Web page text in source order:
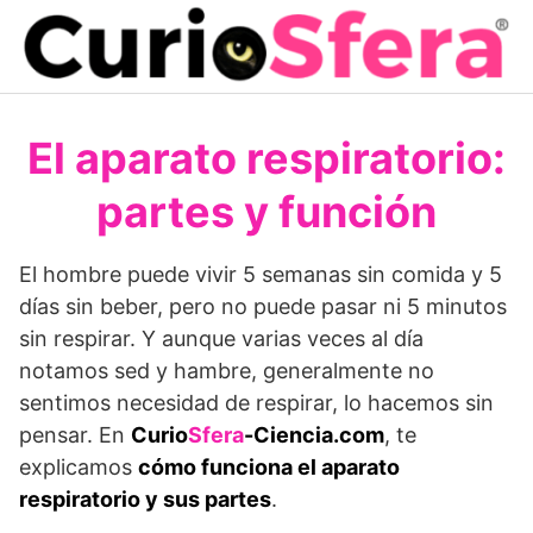
Saltar
contenido
El aparato respiratorio:
partes y función
El hombre puede vivir 5 semanas sin comida y 5
días sin beber, pero no puede pasar ni 5 minutos
sin respirar. Y aunque varias veces al día
notamos sed y hambre, generalmente no
sentimos necesidad de respirar, lo hacemos sin
pensar. En CurioSfera-Ciencia.com, te
explicamos cómo funciona el aparato
respiratorio y sus partes.